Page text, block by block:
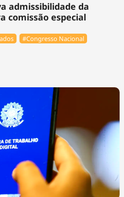
admissibilidade da
comissão especial
#Congresso Nacional